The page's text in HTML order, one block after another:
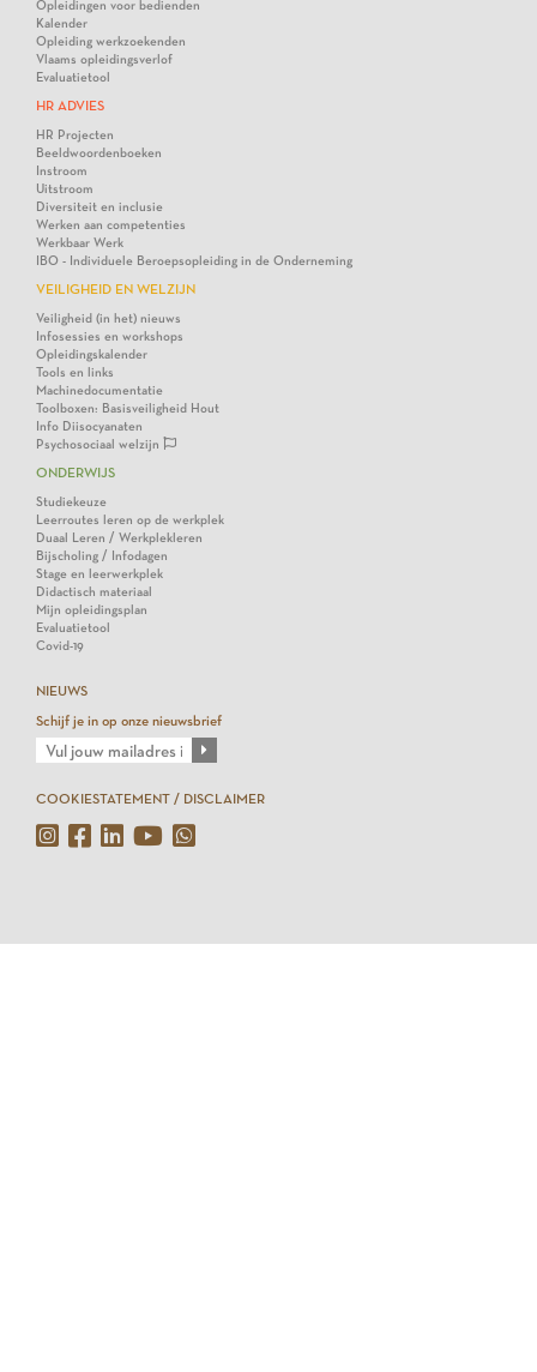
Opleidingen voor bedienden
Kalender
Opleiding werkzoekenden
Vlaams opleidingsverlof
Evaluatietool
HR ADVIES
HR Projecten
Beeldwoordenboeken
Instroom
Uitstroom
Diversiteit en inclusie
Werken aan competenties
Werkbaar Werk
IBO - Individuele Beroepsopleiding in de Onderneming
VEILIGHEID EN WELZIJN
Veiligheid (in het) nieuws
Infosessies en workshops
Opleidingskalender
Tools en links
Machinedocumentatie
Toolboxen: Basisveiligheid Hout
Info Diisocyanaten
Psychosociaal welzijn
ONDERWIJS
Studiekeuze
Leerroutes leren op de werkplek
Duaal Leren / Werkplekleren
Bijscholing / Infodagen
Stage en leerwerkplek
Didactisch materiaal
Mijn opleidingsplan
Evaluatietool
Covid-19
NIEUWS
Schijf je in op onze nieuwsbrief
COOKIESTATEMENT / DISCLAIMER